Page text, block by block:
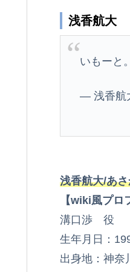
浅香航大
いもーと
— 浅香航
浅香航大/あ
【wiki風プロ
溝口渉 役
生年月日：
出身地：神奈